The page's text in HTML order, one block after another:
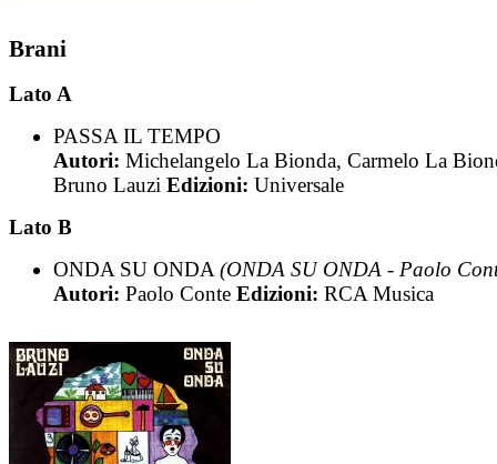
Brani
Lato A
PASSA IL TEMPO
Autori: Michelangelo La Bionda, Carmelo La
Bruno Lauzi Edizioni: Universale
Lato B
ONDA SU ONDA(ONDA SU ONDA - Paolo
Autori: Paolo Conte Edizioni: RCA Musica